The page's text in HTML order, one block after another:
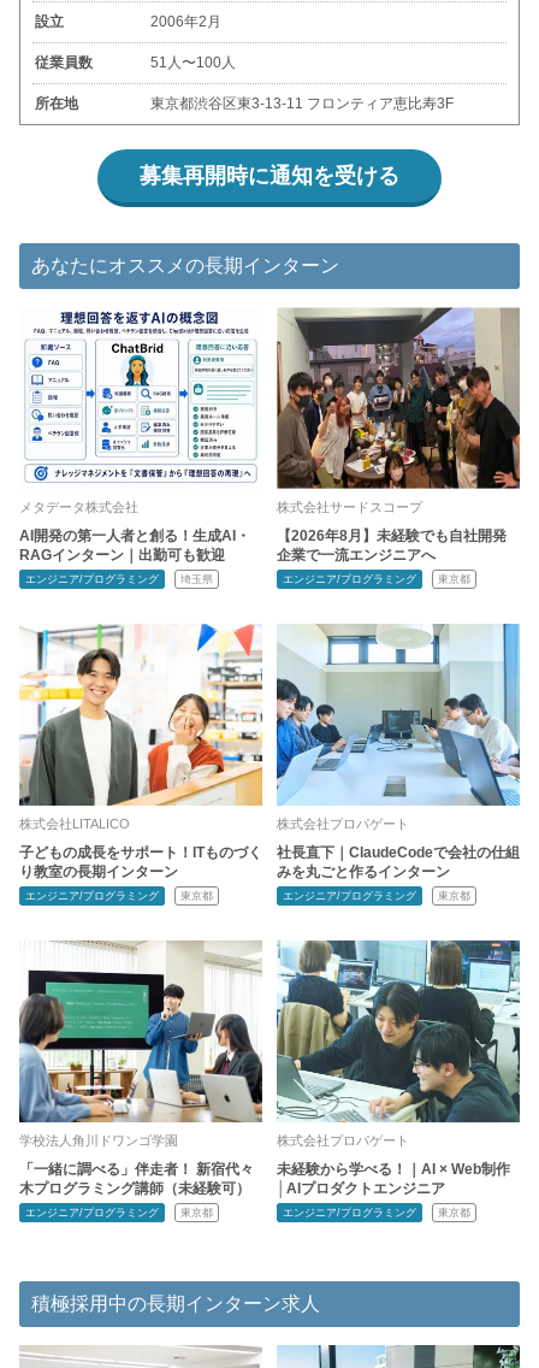
設立 2006年2月
従業員数 51人〜100人
所在地 東京都渋谷区東3-13-11 フロンティア恵比寿3F
募集再開時に通知を受ける
あなたにオススメの長期インターン
メタデータ株式会社
AI開発の第一人者と創る！生成AI・
RAGインターン｜出勤可も歓迎
エンジニア/プログラミング 埼玉県
株式会社サードスコープ
【2026年8月】未経験でも自社開発
企業で一流エンジニアへ
エンジニア/プログラミング 東京都
株式会社LITALICO
子どもの成長をサポート！ITものづく
り教室の長期インターン
エンジニア/プログラミング 東京都
株式会社プロパゲート
社長直下｜ClaudeCodeで会社の仕組
みを丸ごと作るインターン
エンジニア/プログラミング 東京都
学校法人角川ドワンゴ学園
「一緒に調べる」伴走者！ 新宿代々
木プログラミング講師（未経験可）
エンジニア/プログラミング 東京都
株式会社プロパゲート
未経験から学べる！｜AI × Web制作
│AIプロダクトエンジニア
エンジニア/プログラミング 東京都
積極採用中の長期インターン求人